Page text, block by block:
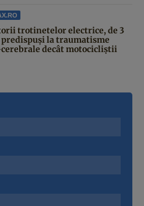
trotinetelor electrice, de 3
la traumatisme
decât motocicliștii